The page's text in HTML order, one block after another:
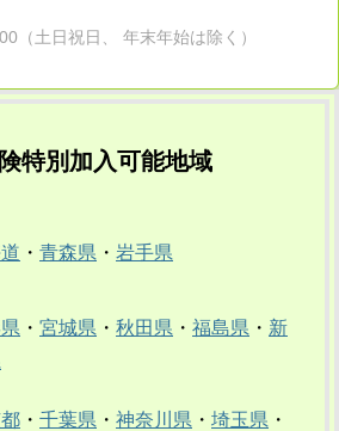
（土日祝日、 年末年始は除く）
特別加入可能地域
・ 青森県 ・ 岩手県
・ 宮城県 ・ 秋田県 ・ 福島県 ・ 新
・ 千葉県 ・ 神奈川県 ・ 埼玉県 ・